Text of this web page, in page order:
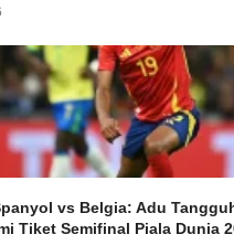
vs Belgia: Adu
Tiket Semifinal Piala Dunia